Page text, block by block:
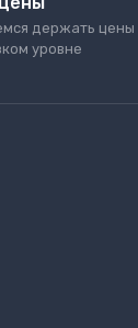
держать цены
уровне